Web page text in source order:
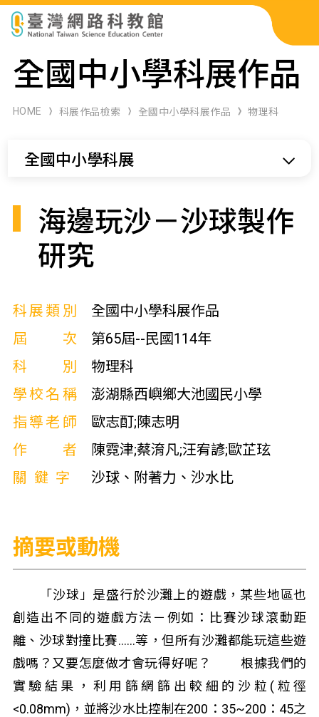
科展作品檢索
科學研習月刊
全國中小學科展作品
HOME 科展作品檢索 全國中小學科展作品 物理科
全國中小學科展
海邊玩沙－沙球製作
研究
科展類別
全國中小學科展作品
屆次
第65屆--民國114年
科別
物理科
學校名稱
澎湖縣西嶼鄉大池國民小學
指導老師
歐志酊;陳志明
作者
陳霓津;蔡淯凡;汪宥諺;歐芷玹
關鍵字
沙球、附著力、沙水比
摘要或動機
「沙球」是盛行於沙灘上的遊戲，某些地區也
創造出不同的遊戲方法－例如：比賽沙球滾動距
離、沙球對撞比賽......等，但所有沙灘都能玩這些遊
戲嗎？又要怎麼做才會玩得好呢？ 根據我們的
實驗結果，利用篩網篩出較細的沙粒(粒徑
<0.08mm)，並將沙水比控制在200：35~200：45之